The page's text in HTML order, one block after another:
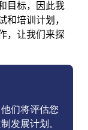
目标，因此我
和培训计划，
，让我们来探
们将评估您
发展计划。